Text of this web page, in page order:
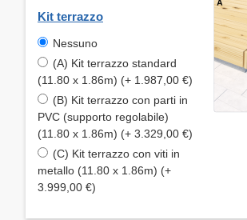
Kit terrazzo
Nessuno
(A) Kit terrazzo standard
(11.80 x 1.86m) (+ 1.987,00 €)
(B) Kit terrazzo con parti in
PVC (supporto regolabile)
(11.80 x 1.86m) (+ 3.329,00 €)
(C) Kit terrazzo con viti in
metallo (11.80 x 1.86m) (+
3.999,00 €)